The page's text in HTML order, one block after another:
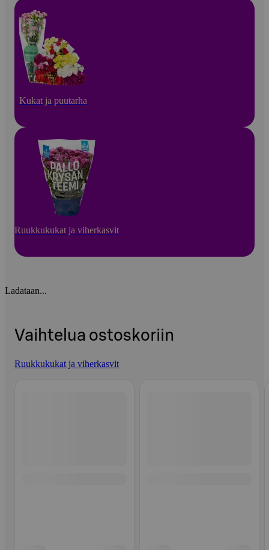
Kukat ja puutarha
Ruukkukukat ja viherkasvit
Ladataan...
Vaihtelua ostoskoriin
Ruukkukukat ja viherkasvit